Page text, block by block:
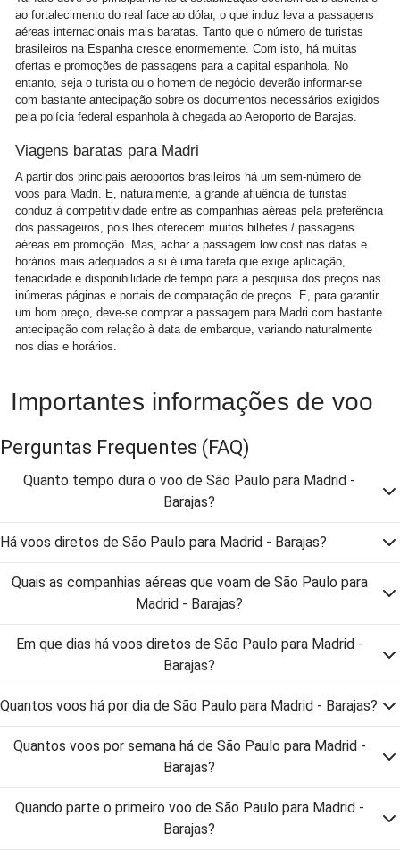
ao fortalecimento do real face ao dólar, o que induz leva a passagens
aéreas internacionais mais baratas. Tanto que o número de turistas
brasileiros na Espanha cresce enormemente. Com isto, há muitas
ofertas e promoções de passagens para a capital espanhola. No
entanto, seja o turista ou o homem de negócio deverão informar-se
com bastante antecipação sobre os documentos necessários exigidos
pela polícia federal espanhola à chegada ao Aeroporto de Barajas.
Viagens baratas para Madri
A partir dos principais aeroportos brasileiros há um sem-número de
voos para Madri. E, naturalmente, a grande afluência de turistas
conduz à competitividade entre as companhias aéreas pela preferência
dos passageiros, pois lhes oferecem muitos bilhetes / passagens
aéreas em promoção. Mas, achar a passagem low cost nas datas e
horários mais adequados a si é uma tarefa que exige aplicação,
tenacidade e disponibilidade de tempo para a pesquisa dos preços nas
inúmeras páginas e portais de comparação de preços. E, para garantir
um bom preço, deve-se comprar a passagem para Madri com bastante
antecipação com relação à data de embarque, variando naturalmente
nos dias e horários.
Importantes informações de voo
Perguntas Frequentes (FAQ)
Quanto tempo dura o voo de São Paulo para Madrid -
Barajas?
Há voos diretos de São Paulo para Madrid - Barajas?
Quais as companhias aéreas que voam de São Paulo para
Madrid - Barajas?
Em que dias há voos diretos de São Paulo para Madrid -
Barajas?
Quantos voos há por dia de São Paulo para Madrid - Barajas?
Quantos voos por semana há de São Paulo para Madrid -
Barajas?
Quando parte o primeiro voo de São Paulo para Madrid -
Barajas?